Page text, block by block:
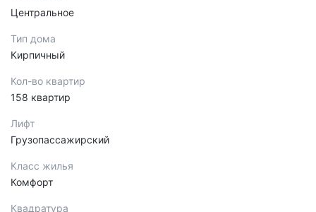
Центральное
Тип дома
Кирпичный
Кол-во квартир
158 квартир
Лифт
Грузопассажирский
Класс жилья
Комфорт
Квадратура